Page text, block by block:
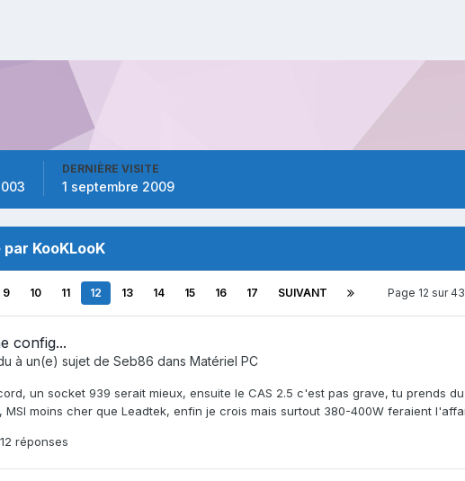
DERNIÈRE VISITE
1 septembre 2009
KooKLooK
9 10 11 12 13 14 15 16 17 SUIVANT Page 12 sur 43
config...
à un(e) sujet de Seb86 dans Matériel PC
un socket 939 serait mieux, ensuite le CAS 2.5 c'est pas grave, tu prends
MSI moins cher que Leadtek, enfin je crois mais surtout 380-400W feraient
réponses